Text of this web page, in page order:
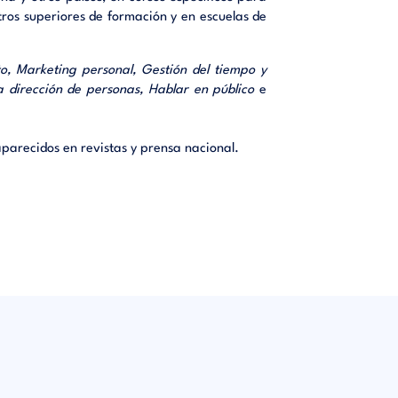
y
a
manual
qué
superiores de formación y en escuelas de
Marketing personal, Gestión del tiempo y
de personas, Hablar en públicoe
en revistas y prensa nacional.